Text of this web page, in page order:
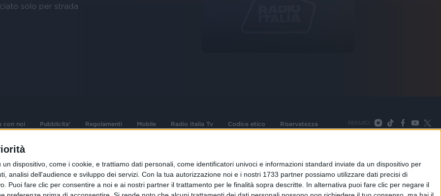
dispositivo, come i cookie, e trattiamo dati personali, come identificatori univoci e informazioni standard inviate da un dispositivo per
analisi dell'audience e sviluppo dei servizi. Con la tua autorizzazione noi e i nostri 1733 partner possiamo utilizzare dati precisi di
Puoi fare clic per consentire a noi e ai nostri partner il trattamento per le finalità sopra descritte. In alternativa puoi fare clic per negare il
solo per strada
con noi Pubblicita' Regolamenti Mobile Radio Italia Tv Codice etico Riservatezza SEGUICI
dell'ingegno
d'autore e dei diritti
e n° iscrizione
Sede Amministrativa: Viale Europa 49, 20093 Cologno Monzese (Mi) |Tel. +39 02 254441 | Fax +39
02 25444220
Sede Legale: Via Savona 97, 20144 Milano
TORNA SU